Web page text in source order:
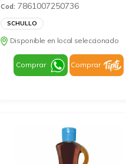
Cod: 7861007250736
SCHULLO
Disponible en local seleccionado
Comprar Comprar